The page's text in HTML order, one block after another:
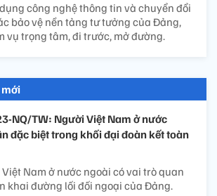
công nghệ thông tin và chuyển đổi
bảo vệ nền tảng tư tưởng của Đảng,
vụ trọng tâm, đi trước, mở đường.
mới
NQ/TW: Người Việt Nam ở nước
đặc biệt trong khối đại đoàn kết toàn
Nam ở nước ngoài có vai trò quan
khai đường lối đối ngoại của Đảng.